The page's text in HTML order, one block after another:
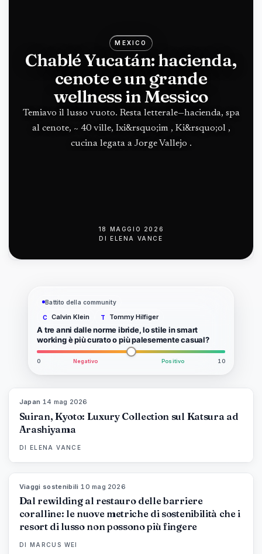
MEXICO
Chablé Yucatán: hacienda,
cenote e un grande
wellness in Messico
Temiavo il lusso vuoto. Resta letterale—hacienda, spa
al cenote, ~ 40 ville, Ixi&rsquo;im , Ki&rsquo;ol ,
cucina legata a Jorge Vallejo .
18 MAGGIO 2026
DI ELENA VANCE
Battito della community
C Calvin Klein T Tommy Hilfiger
A tre anni dalle norme ibride, lo stile in smart
working è più curato o più palesemente casual?
0 Negativo Positivo 10
Japan ·14 mag 2026
Suiran, Kyoto: Luxury Collection sul Katsura ad
Arashiyama
DI ELENA VANCE
Viaggi sostenibili ·10 mag 2026
Dal rewilding al restauro delle barriere
coralline: le nuove metriche di sostenibilità che i
resort di lusso non possono più fingere
DI MARCUS WEI